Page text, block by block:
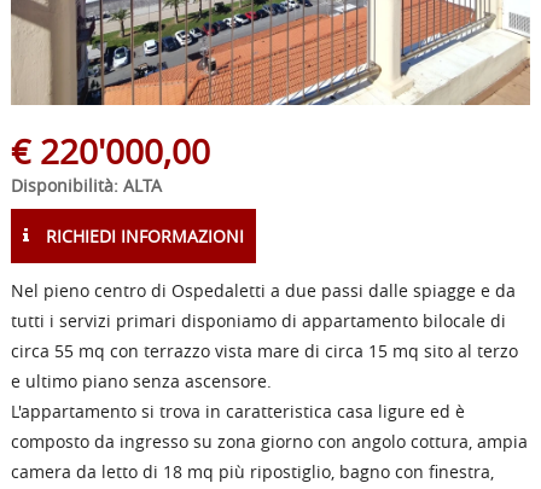
€ 220'000,00
Disponibilità: ALTA
RICHIEDI INFORMAZIONI
Nel pieno centro di Ospedaletti a due passi dalle spiagge e da
tutti i servizi primari disponiamo di appartamento bilocale di
circa 55 mq con terrazzo vista mare di circa 15 mq sito al terzo
e ultimo piano senza ascensore.
L'appartamento si trova in caratteristica casa ligure ed è
composto da ingresso su zona giorno con angolo cottura, ampia
camera da letto di 18 mq più ripostiglio, bagno con finestra,